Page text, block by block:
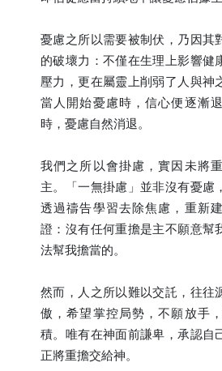
憂慮之所以需要被制伏，乃因其
的破壞力：不僅在生理上影響健
壓力，更在屬靈上削弱了人與神
當人開始憂慮時，信心便逐漸
時，憂慮自然消退。
我們之所以會掛慮，實因未將
主。「一無掛慮」並非沒有憂慮
透過禱告學習去除焦慮，重新
證：沒有任何重擔是主不願意幫
法幫我擔當的。
然而，人之所以難以交託，往往
傲，希望掌控局勢，不願放手
積。唯有在神面前謙卑，承認自
正將重擔交給神。